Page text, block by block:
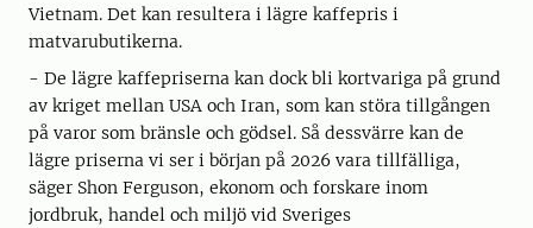
Vietnam. Det kan resultera i lägre kaffepris i
matvarubutikerna.
- De lägre kaffepriserna kan dock bli kortvariga på grund
av kriget mellan USA och Iran, som kan störa tillgången
på varor som bränsle och gödsel. Så dessvärre kan de
lägre priserna vi ser i början på 2026 vara tillfälliga,
säger Shon Ferguson, ekonom och forskare inom
jordbruk, handel och miljö vid Sveriges